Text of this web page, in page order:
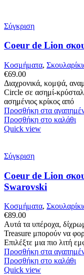
Σύγκριση
Coeur de Lion
Κοσμήματα,
€69.00
Διαχρονικά, κομψά,
Circle σε ασημί-
ασημένιος κρίκος από
Προσθήκη στα
Προσθήκη στο καλάθι
Quick view
Σύγκριση
Coeur de Lion
Swarovski
Κοσμήματα,
€89.00
Αυτά τα υπέροχα,
Treasure μπορούν να
Επιλέξτε μια πιο λιτή
Προσθήκη στα
Προσθήκη στο καλάθι
Quick view